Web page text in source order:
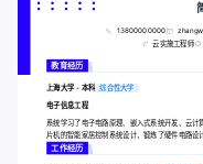
13800000000
云实施工程师
教育经历
上海大学 - 本科 综合性大学
电子信息工程
系统学习了电子电路原理、嵌入式系统开发、云
片机的智能家居控制系统设计，锻炼了硬件电路设
工作经历